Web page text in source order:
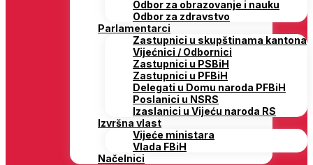
Odbor za obrazovanje i nauku
Odbor za zdravstvo
Parlamentarci
Zastupnici u skupštinama kantona
Vijećnici / Odbornici
Zastupnici u PSBiH
Zastupnici u PFBiH
Delegati u Domu naroda PFBiH
Poslanici u NSRS
Izaslanici u Vijeću naroda RS
Izvršna vlast
Vijeće ministara
Vlada FBiH
Načelnici